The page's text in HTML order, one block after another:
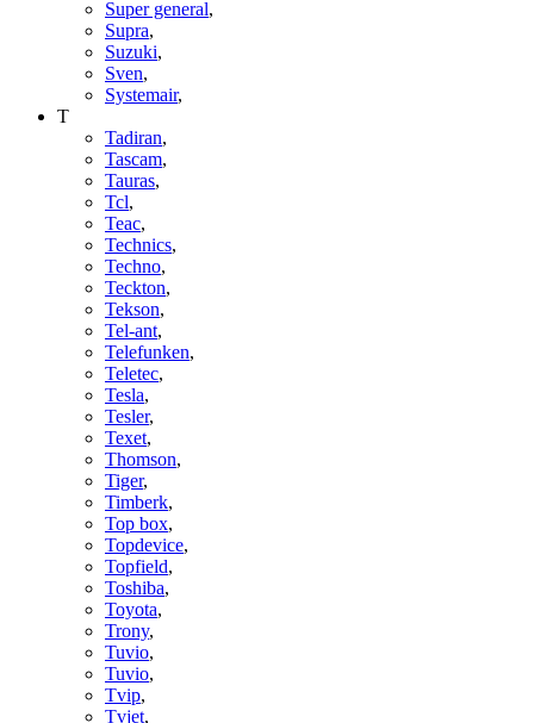
Super general,
Supra,
Suzuki,
Sven,
Systemair,
T
Tadiran,
Tascam,
Tauras,
Tcl,
Teac,
Technics,
Techno,
Teckton,
Tekson,
Tel-ant,
Telefunken,
Teletec,
Tesla,
Tesler,
Texet,
Thomson,
Tiger,
Timberk,
Top box,
Topdevice,
Topfield,
Toshiba,
Toyota,
Trony,
Tuvio,
Tuvio,
Tvip,
Tvjet,